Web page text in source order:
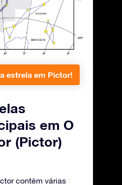
estrela em Pictor!
em O
(Pictor)
contém várias